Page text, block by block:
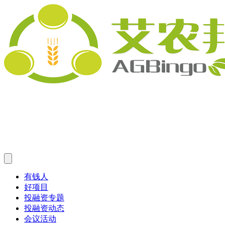
有钱人
好项目
投融资专题
投融资动态
会议活动